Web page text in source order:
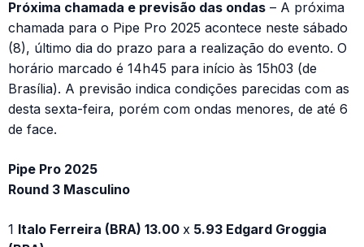
Próxima chamada e previsão das ondas – A próxima
chamada para o Pipe Pro 2025 acontece neste sábado
(8), último dia do prazo para a realização do evento. O
horário marcado é 14h45 para início às 15h03 (de
Brasília). A previsão indica condições parecidas com as
desta sexta-feira, porém com ondas menores, de até 6
de face.
Pipe Pro 2025
Round 3 Masculino
1 Italo Ferreira (BRA) 13.00 x 5.93 Edgard Groggia